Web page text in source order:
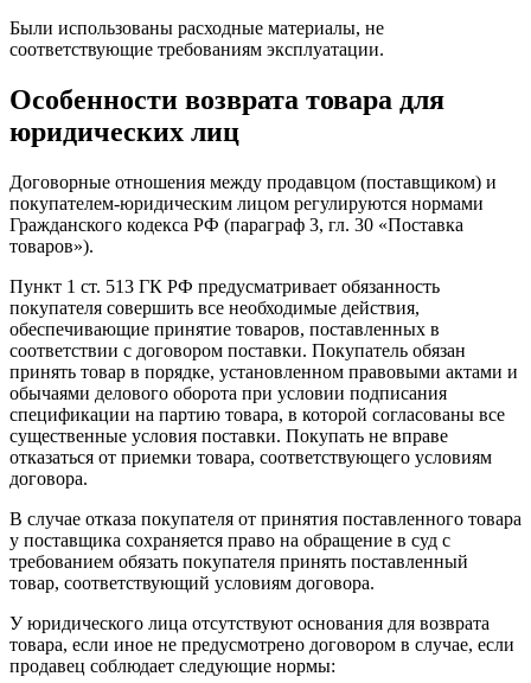
Были использованы расходные материалы, не
соответствующие требованиям эксплуатации.
Особенности возврата товара для
юридических лиц
Договорные отношения между продавцом (поставщиком) и
покупателем-юридическим лицом регулируются нормами
Гражданского кодекса РФ (параграф 3, гл. 30 «Поставка
товаров»).
Пункт 1 ст. 513 ГК РФ предусматривает обязанность
покупателя совершить все необходимые действия,
обеспечивающие принятие товаров, поставленных в
соответствии с договором поставки. Покупатель обязан
принять товар в порядке, установленном правовыми актами и
обычаями делового оборота при условии подписания
спецификации на партию товара, в которой согласованы все
существенные условия поставки. Покупать не вправе
отказаться от приемки товара, соответствующего условиям
договора.
В случае отказа покупателя от принятия поставленного товара
у поставщика сохраняется право на обращение в суд с
требованием обязать покупателя принять поставленный
товар, соответствующий условиям договора.
У юридического лица отсутствуют основания для возврата
товара, если иное не предусмотрено договором в случае, если
продавец соблюдает следующие нормы: